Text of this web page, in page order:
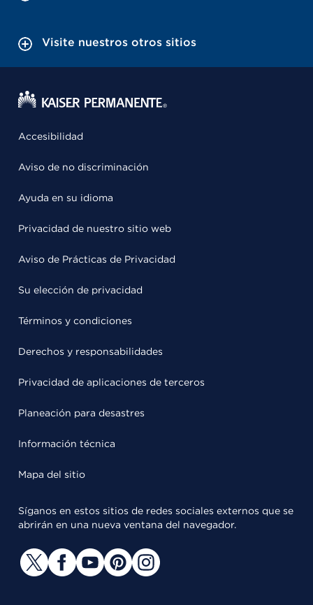
Visite nuestros otros sitios
Accesibilidad
Aviso de no discriminación
Ayuda en su idioma
Privacidad de nuestro sitio web
Aviso de Prácticas de Privacidad
Su elección de privacidad
Términos y condiciones
Derechos y responsabilidades
Privacidad de aplicaciones de terceros
Planeación para desastres
Información técnica
Mapa del sitio
Síganos en estos sitios de redes sociales externos que se
abrirán en una nueva ventana del navegador.